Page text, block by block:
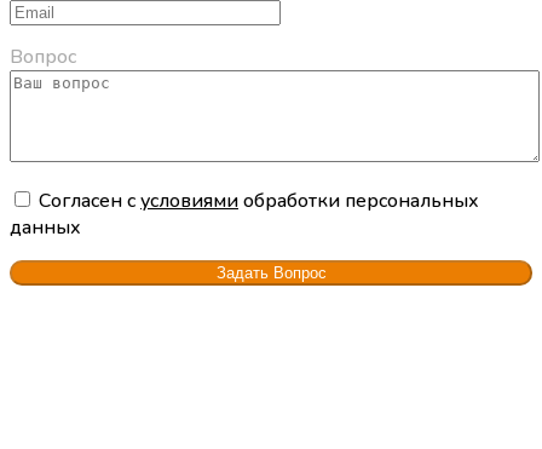
Вопрос
Cогласен сусловиямиобработки персональных
данных